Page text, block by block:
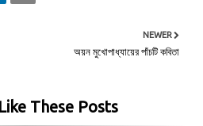
NEWER
অয়ন মুখোপাধ্যায়ের পাঁচটি কবিতা
These Posts